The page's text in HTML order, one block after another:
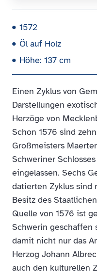
1572
Öl auf Holz
Höhe: 137 cm
Einen Zyklus von
Darstellungen
Herzöge von
Schon 1576 sind
Großmeisters
Schweriner
eingelassen. Sechs
datierten Zyklus sind
Besitz des
Quelle von 1576 ist
Schwerin geschaffen
damit nicht nur das
Herzog Johann
auch den kulturellen